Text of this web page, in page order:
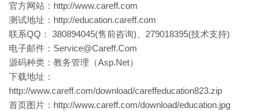
官方网站：http://www.careff.com
测试地址：http://education.careff.com
联系QQ： 380894045(售前咨询)、279018395(技术支持)
电子邮件：Service@Careff.Com
源码种类：教务管理（Asp.Net）
下载地址：
http://www.careff.com/download/careffeducation823.zip
首页图片：http://www.careff.com/download/education.jpg